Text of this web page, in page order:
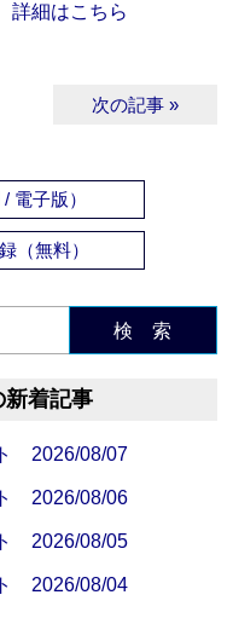
詳細はこちら
次の記事 »
電子版）
（無料）
検 索
新着記事
2026/08/07
2026/08/06
2026/08/05
2026/08/04